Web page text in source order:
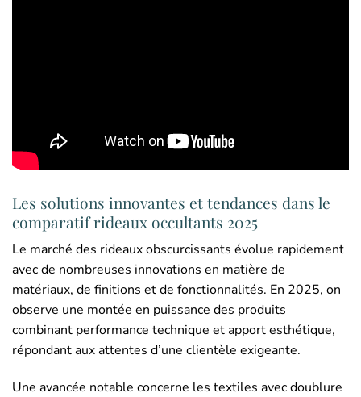
Les solutions innovantes et tendances dans le
comparatif rideaux occultants 2025
Le marché des rideaux obscurcissants évolue rapidement
avec de nombreuses innovations en matière de
matériaux, de finitions et de fonctionnalités. En 2025, on
observe une montée en puissance des produits
combinant performance technique et apport esthétique,
répondant aux attentes d’une clientèle exigeante.
Une avancée notable concerne les textiles avec doublure